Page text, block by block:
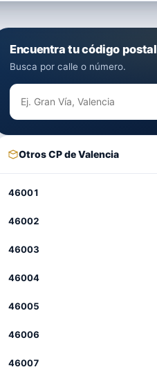
Encuentra tu código postal
Busca por calle o número.
Otros CP de Valencia
46001
46002
46003
46004
46005
46006
46007